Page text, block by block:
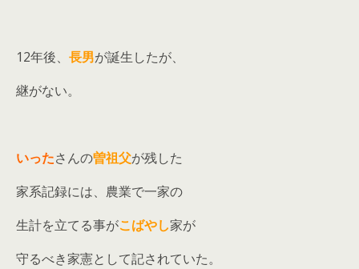
12年後、 長男が誕生したが、
継がない。
いったさんの曽祖父が残した
家系記録には、農業で一家の
生計を立てる事がこばやし家が
守るべき家憲として記されていた。